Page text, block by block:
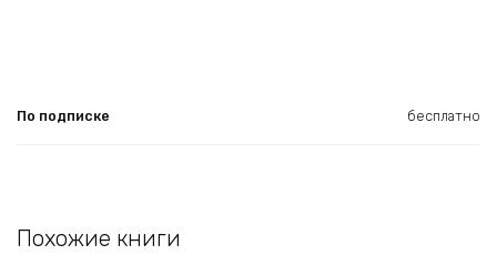
По подписке бесплатно
Похожие книги